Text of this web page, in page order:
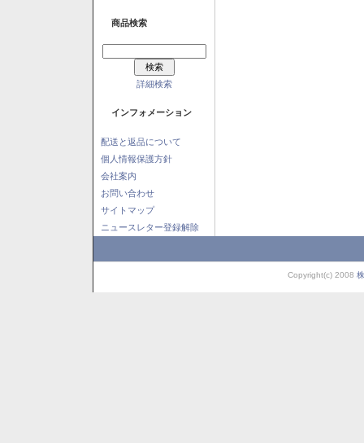
商品検索
詳細検索
インフォメーション
配送と返品について
個人情報保護方針
会社案内
お問い合わせ
サイトマップ
ニュースレター登録解除
Copyright(c) 2008